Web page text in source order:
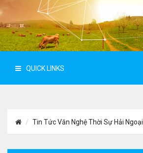
QUICK LINKS
Tin Tức Văn Nghệ Thời Sự Hải Ngoại